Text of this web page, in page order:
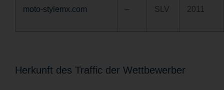
moto-stylemx.com – SLV 2011
Herkunft des Traffic der Wettbewerber